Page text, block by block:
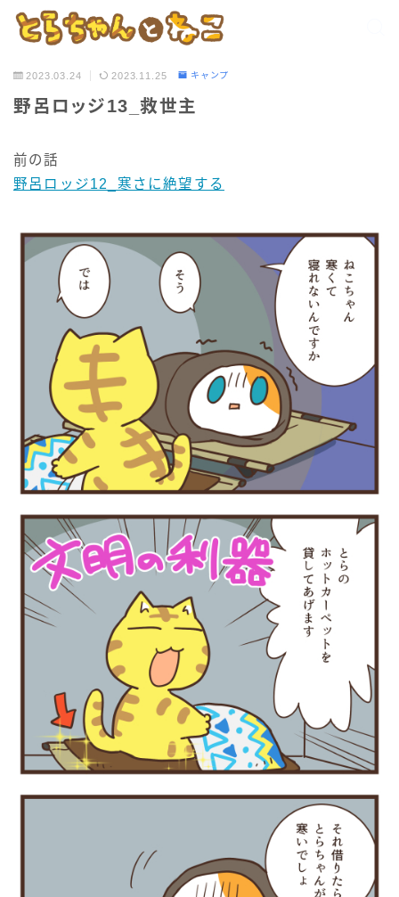
2023.03.24 2023.11.25 キャンプ
野呂ロッジ13_救世主
前の話
野呂ロッジ12_寒さに絶望する